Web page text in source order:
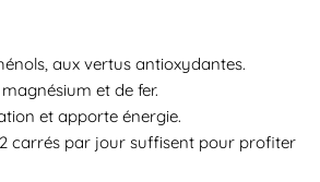
aux vertus antioxydantes.
et de fer.
et apporte énergie.
carrés par jour suffisent pour profiter